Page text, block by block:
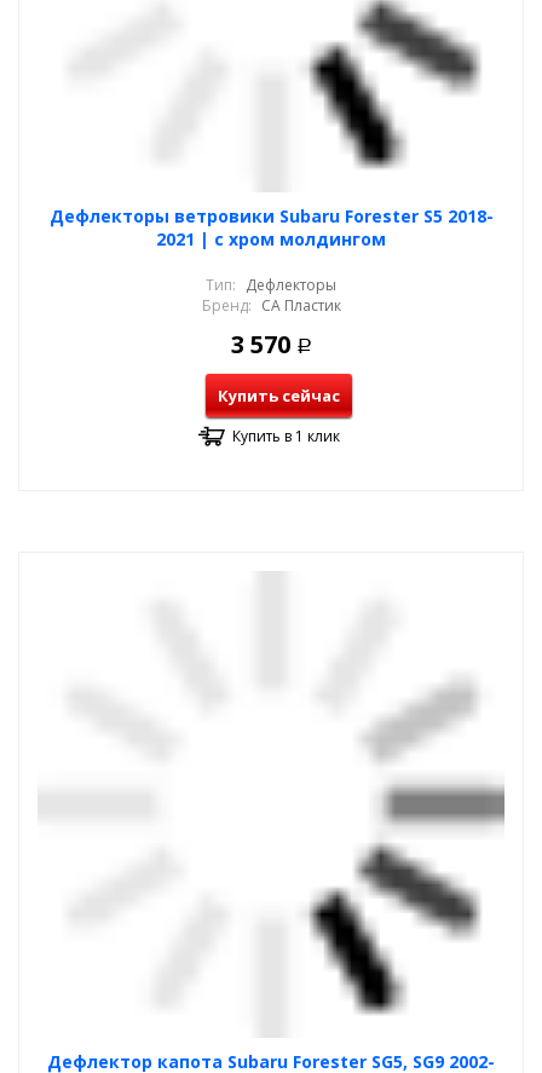
Дефлекторы ветровики Subaru Forester S5 2018-
2021 | с хром молдингом
Тип: Дефлекторы
Бренд: СА Пластик
3 570 Р
Купить сейчас
Купить в 1 клик
Дефлектор капота Subaru Forester SG5, SG9 2002-